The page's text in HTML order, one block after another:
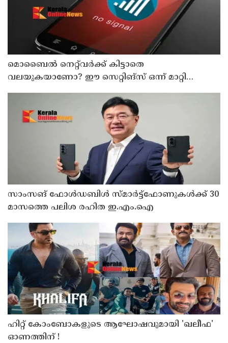
മൊബൈൽ നെറ്റ്‌വർക്ക് കിട്ടാതെ
വലയുകയാണോ? ഈ സെറ്റിങ്‌സ് ഒന്ന് മാറ്റി
സാംസങ് ഫോൾഡബിൾ സ്മാർട്ട്ഫോണുകൾക്ക് 30
മാസത്തെ പലിശ രഹിത ഇ.എം.ഐ
ഹിറ്റ് കോംബോകളുടെ ആഘോഷവുമായി 'ഖലീഫ'
ഓണത്തിന് !